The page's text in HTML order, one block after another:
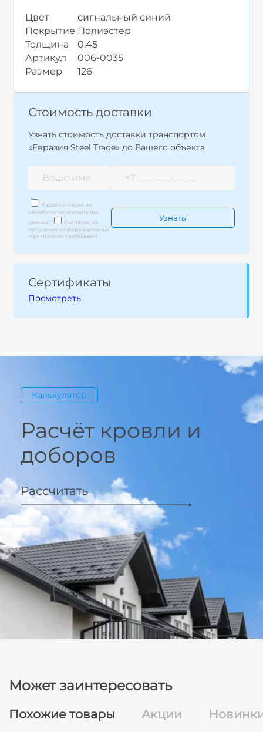
Цвет
сигнальный синий
Покрытие Полиэстер
Толщина
0.45
Артикул
006-0035
Размер
126
Стоимость доставки
Узнать стоимость доставки транспортом
«Евразия Steel Trade» до Вашего объекта
Я даю согласие на
обработку персональных
данных*
Согласие на
получение информационных
и рекламных сообщений
Сертификаты
Посмотреть
Калькулятор
Расчёт кровли и
доборов
Рассчитать
Может заинтересовать
Похожие товары Акции